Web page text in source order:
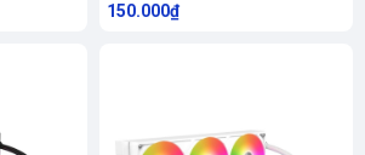
150.000₫